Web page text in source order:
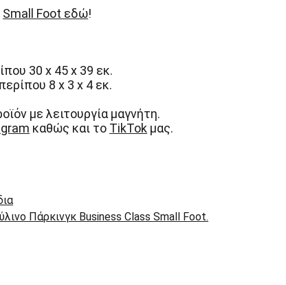
Small Foot εδώ!
30 x 45 x 39 εκ.
8 x 3 x 4 εκ.
με λειτουργία μαγνήτη.
καθώς και το TikTok μας.
Πάρκινγκ Business Class Small Foot.